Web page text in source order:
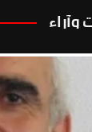
وآراء